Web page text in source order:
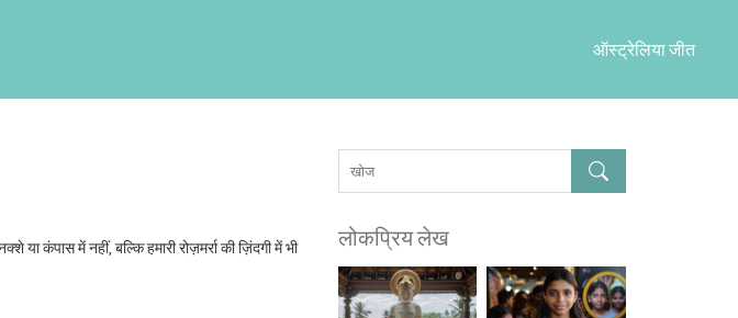
ऑस्ट्रेलिया जीत
या कंपास में नहीं, बल्कि हमारी रोज़मर्रा की ज़िंदगी में भी
लोकप्रिय लेख